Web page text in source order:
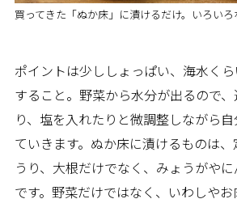
買ってきた「ぬか床」に漬けるだけ。いろい
ポイントは少ししょっぱい、海水く
すること。野菜から水分が出るので
り、塩を入れたりと微調整しながら
ていきます。ぬか床に漬けるものは
うり、大根だけでなく、みょうがや
です。野菜だけではなく、いわしや